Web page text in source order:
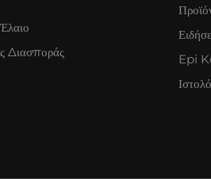
Διασποράς
Epi